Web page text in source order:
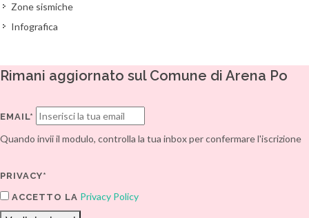
Zone sismiche
Infografica
Rimani aggiornato sul Comune di Arena Po
EMAIL*
Quando invii il modulo, controlla la tua inbox per confermare l'iscrizione
PRIVACY*
ACCETTO LA Privacy Policy